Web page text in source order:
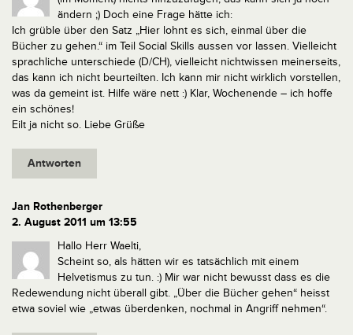
ändern ;) Doch eine Frage hätte ich:
Ich grüble über den Satz „Hier lohnt es sich, einmal über die
Bücher zu gehen.“ im Teil Social Skills aussen vor lassen. Vielleicht
sprachliche unterschiede (D/CH), vielleicht nichtwissen meinerseits,
das kann ich nicht beurteilten. Ich kann mir nicht wirklich vorstellen,
was da gemeint ist. Hilfe wäre nett :) Klar, Wochenende – ich hoffe
ein schönes!
Eilt ja nicht so. Liebe Grüße
Antworten
Jan Rothenberger
2. August 2011 um 13:55
Hallo Herr Waelti,
Scheint so, als hätten wir es tatsächlich mit einem
Helvetismus zu tun. :) Mir war nicht bewusst dass es die
Redewendung nicht überall gibt. „Über die Bücher gehen“ heisst
etwa soviel wie „etwas überdenken, nochmal in Angriff nehmen“.